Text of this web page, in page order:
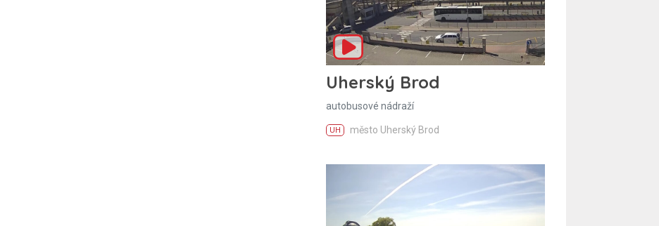
Uherský Brod
autobusové nádraží
UH město Uherský Brod